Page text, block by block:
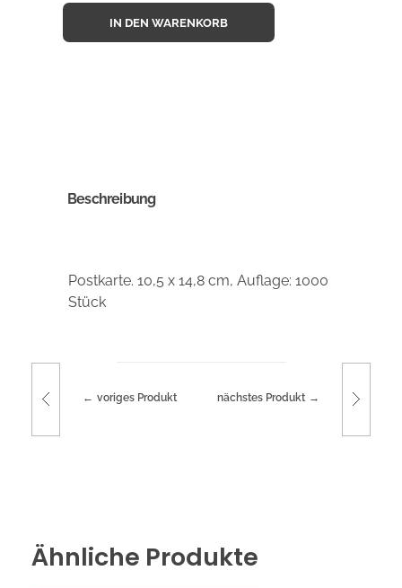
IN DEN WARENKORB
Beschreibung
Postkarte. 10,5 x 14,8 cm, Auflage: 1000
Stück
voriges Produkt nächstes Produkt
Ähnliche Produkte